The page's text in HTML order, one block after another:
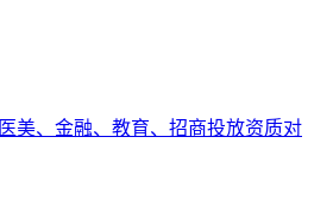
医美、金融、教育、招商投放资质对